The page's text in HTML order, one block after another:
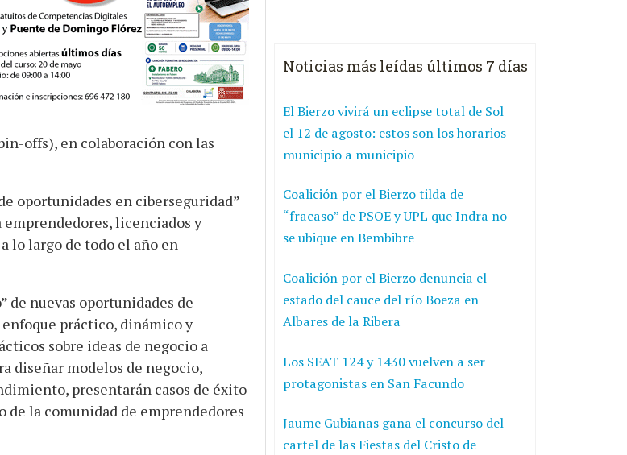
offs), en colaboración con las
oportunidades en ciberseguridad”
emprendedores, licenciados y
lo largo de todo el año en
de nuevas oportunidades de
práctico, dinámico y
sobre ideas de negocio a
diseñar modelos de negocio,
presentarán casos de éxito
la comunidad de emprendedores
Noticias más leídas últimos 7 días
El Bierzo vivirá un eclipse total de Sol
el 12 de agosto: estos son los horarios
municipio a municipio
Coalición por el Bierzo tilda de
“fracaso” de PSOE y UPL que Indra no
se ubique en Bembibre
Coalición por el Bierzo denuncia el
estado del cauce del río Boeza en
Albares de la Ribera
Los SEAT 124 y 1430 vuelven a ser
protagonistas en San Facundo
Jaume Gubianas gana el concurso del
cartel de las Fiestas del Cristo de